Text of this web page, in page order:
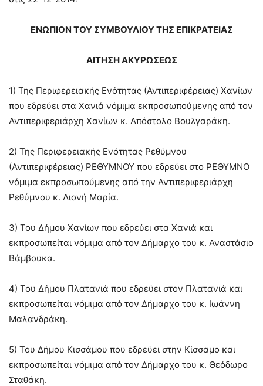
ΕΝΩΠΙΟΝ ΤΟΥ ΣΥΜΒΟΥΛΙΟΥ ΤΗΣ ΕΠΙΚΡΑΤΕΙΑΣ
ΑΙΤΗΣΗΑΚΥΡΩΣΕΩΣ
1) Της Περιφερειακής Ενότητας (Αντιπεριφέρειας) Χανίων
που εδρεύει στα Χανιά νόμιμα εκπροσωπούμενης από τον
Αντιπεριφεριάρχη Χανίων κ. Απόστολο Βουλγαράκη.
2) Της Περιφερειακής Ενότητας Ρεθύμνου
(Αντιπεριφέρειας) ΡΕΘΥΜΝΟΥ που εδρεύει στο ΡΕΘΥΜΝΟ
νόμιμα εκπροσωπούμενης από την Αντιπεριφεριάρχη
Ρεθύμνου κ. Λιονή Μαρία.
3) Του Δήμου Χανίων που εδρεύει στα Χανιά και
εκπροσωπείται νόμιμα από τον Δήμαρχο του κ. Αναστάσιο
Βάμβουκα.
4) Του Δήμου Πλατανιά που εδρεύει στον Πλατανιά και
εκπροσωπείται νόμιμα από τον Δήμαρχο του κ. Ιωάννη
Μαλανδράκη.
5) Του Δήμου Κισσάμου που εδρεύει στην Κίσσαμο και
εκπροσωπείται νόμιμα από τον Δήμαρχο του κ. Θεόδωρο
Σταθάκη.